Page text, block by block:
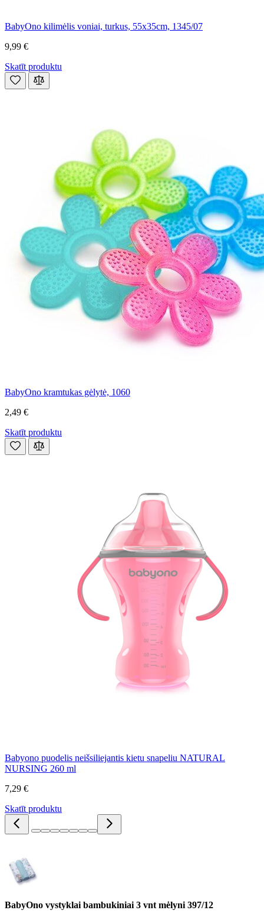
BabyOno kilimėlis voniai, turkus, 55x35cm, 1345/07
9,99 €
Skatīt produktu
BabyOno kramtukas gėlytė, 1060
2,49 €
Skatīt produktu
Babyono puodelis neišsiliejantis kietu snapeliu NATURAL
NURSING 260 ml
7,29 €
Skatīt produktu
BabyOno vystyklai bambukiniai 3 vnt mėlyni 397/12